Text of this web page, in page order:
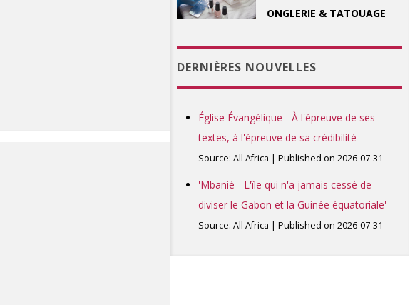
ONGLERIE & TATOUAGE
DERNIÈRES NOUVELLES
Église Évangélique - À l'épreuve de ses
textes, à l'épreuve de sa crédibilité
Source: All Africa Published on 2026-07-31
'Mbanié - L'île qui n'a jamais cessé de
diviser le Gabon et la Guinée équatoriale'
Source: All Africa Published on 2026-07-31